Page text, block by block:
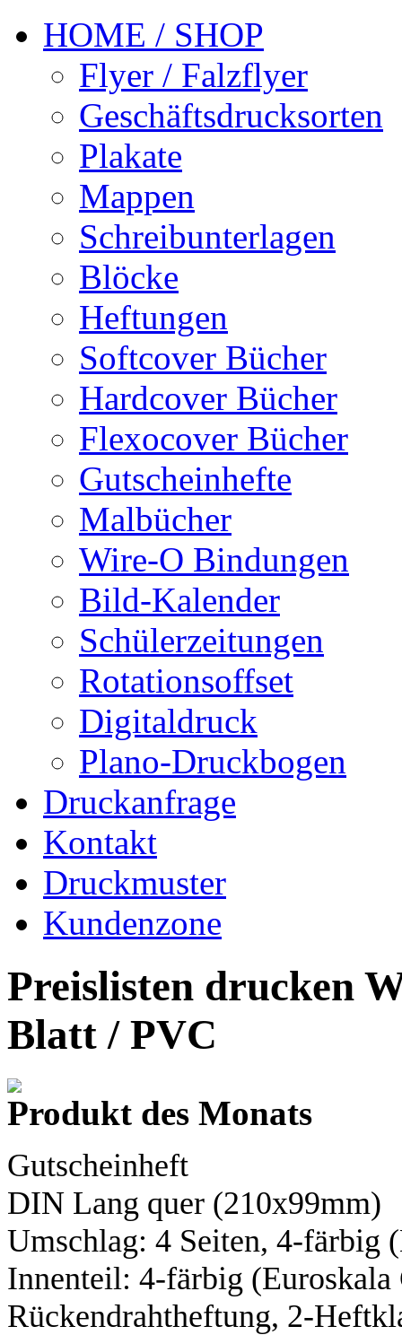
HOME / SHOP
Flyer / Falzflyer
Geschäftsdrucksorten
Plakate
Mappen
Schreibunterlagen
Blöcke
Heftungen
Softcover Bücher
Hardcover Bücher
Flexocover Bücher
Gutscheinhefte
Malbücher
Wire-O Bindungen
Bild-Kalender
Schülerzeitungen
Rotationsoffset
Digitaldruck
Plano-Druckbogen
Druckanfrage
Kontakt
Druckmuster
Kundenzone
Preislisten drucken
Blatt / PVC
Produkt des Monats
Gutscheinheft
DIN Lang quer (210x99mm)
Umschlag: 4 Seiten, 4-färbig
Innenteil: 4-färbig
Rückendrahtheftung, 2-